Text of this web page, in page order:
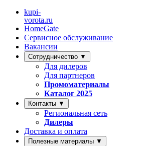
kupi-
vorota.ru
HomeGate
Сервисное обслуживание
Вакансии
Сотрудничество ▼
Для дилеров
Для партнеров
Промоматериалы
Каталог 2025
Контакты ▼
Региональная сеть
Дилеры
Доставка и оплата
Полезные материалы ▼